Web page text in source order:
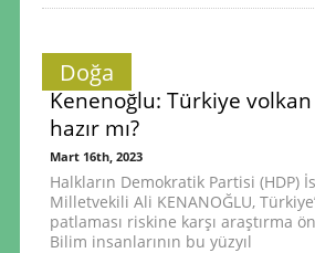
Doğa
Kenenoğlu: Türkiye
hazır mı?
Mart 16th, 2023
Halkların Demokratik Partisi (HDP)
Milletvekili Ali KENANOĞLU,
patlaması riskine karşı araştırma
Bilim insanlarının bu yüzyıl